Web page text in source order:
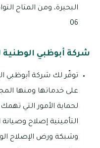
06
شركة أبوظبي الوطنية
توفّر لك شركة أبوظبي
على خدماتها ومنها
لحماية الأمور التي
التأمينية إصلاح
وشبكة ورض الإصلاح